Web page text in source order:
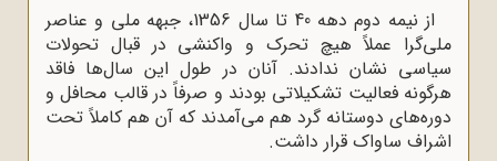
از نیمه دوم دهه 40 تا سال 1356، جبهه ملی و عناصر
ملى‌گرا عملاً هیچ تحرک و واکنشى در قبال تحولات
سیاسی نشان ندادند. آنان در طول این سال‌ها فاقد
هرگونه فعالیت تشکیلاتى بودند و صرفاً در قالب محافل و
دوره‌هاى دوستانه گرد هم مى‌آمدند که آن هم کاملاً تحت
اشراف ساواک قرار داشت.